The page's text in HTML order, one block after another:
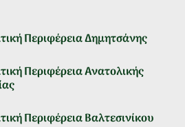
Περιφέρεια Δημητσάνης
Περιφέρεια Ανατολικής
Περιφέρεια Βαλτεσινίκου